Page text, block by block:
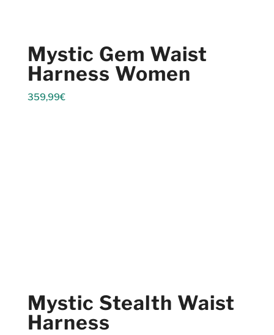
Mystic Gem Waist
Harness Women
359,99€
Mystic Stealth Waist
Harness